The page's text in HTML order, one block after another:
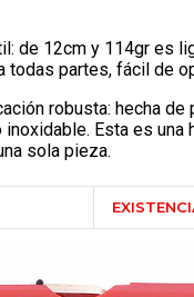
de 12cm y 114gr es
todas partes, fácil de
robusta: hecha de
Esta es una
sola pieza.